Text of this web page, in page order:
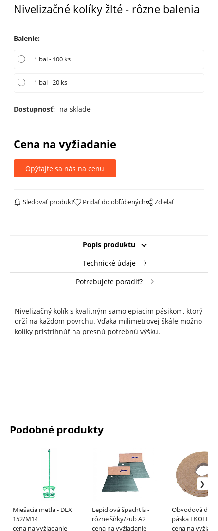
Nivelizačné kolíky žlté - rôzne balenia
Balenie:
1 bal - 100 ks
1 bal - 20 ks
Dostupnosť: na sklade
Cena na vyžiadanie
Opýtajte sa nás na cenu
Sledovať produkt Pridať do obľúbených Zdielať
Popis produktu
Technické údaje
Potrebujete poradiť?
Nivelizačný kolík s kvalitným samolepiacim pásikom, ktorý
drží na každom povrchu. Vďaka milimetrovej škále možno
kolíky pristrihnúť na presnú potrebnú výšku.
Podobné produkty
Miešacia metla - DLX
152/M14
cena na vyžiadanie
Lepidlová špachtľa -
rôzne šírky/zub A2
cena na vyžiadanie
Obvodová
páska
cena na